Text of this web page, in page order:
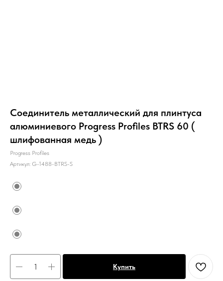
Соединитель металлический для плинтуса
алюминиевого Progress Profiles BTRS 60 (
шлифованная медь )
Progress Profiles
Артикул: G-1488-BTRS-S
Купить